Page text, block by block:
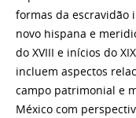
formas da
novo hispana e
do XVIII e inícios do
incluem aspectos
campo patrimonial e
México com